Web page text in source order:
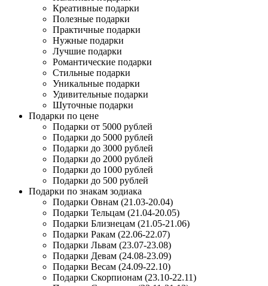
Креативные подарки
Полезные подарки
Практичные подарки
Нужные подарки
Лучшие подарки
Романтические подарки
Стильные подарки
Уникальные подарки
Удивительные подарки
Шуточные подарки
Подарки по цене
Подарки от 5000 рублей
Подарки до 5000 рублей
Подарки до 3000 рублей
Подарки до 2000 рублей
Подарки до 1000 рублей
Подарки до 500 рублей
Подарки по знакам зодиака
Подарки Овнам (21.03-20.04)
Подарки Тельцам (21.04-20.05)
Подарки Близнецам (21.05-21.06)
Подарки Ракам (22.06-22.07)
Подарки Львам (23.07-23.08)
Подарки Девам (24.08-23.09)
Подарки Весам (24.09-22.10)
Подарки Скорпионам (23.10-22.11)